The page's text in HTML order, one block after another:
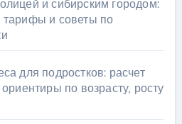
и сибирским городом:
и советы по
для подростков: расчет
по возрасту, росту